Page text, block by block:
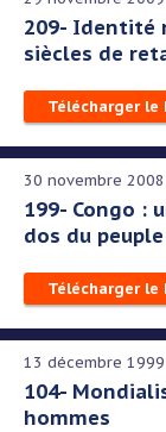
209- Identité
siècles de
Télécharger le
30 novembre 2008
199- Congo :
dos du peuple
Télécharger le
13 décembre 1999
104-
hommes